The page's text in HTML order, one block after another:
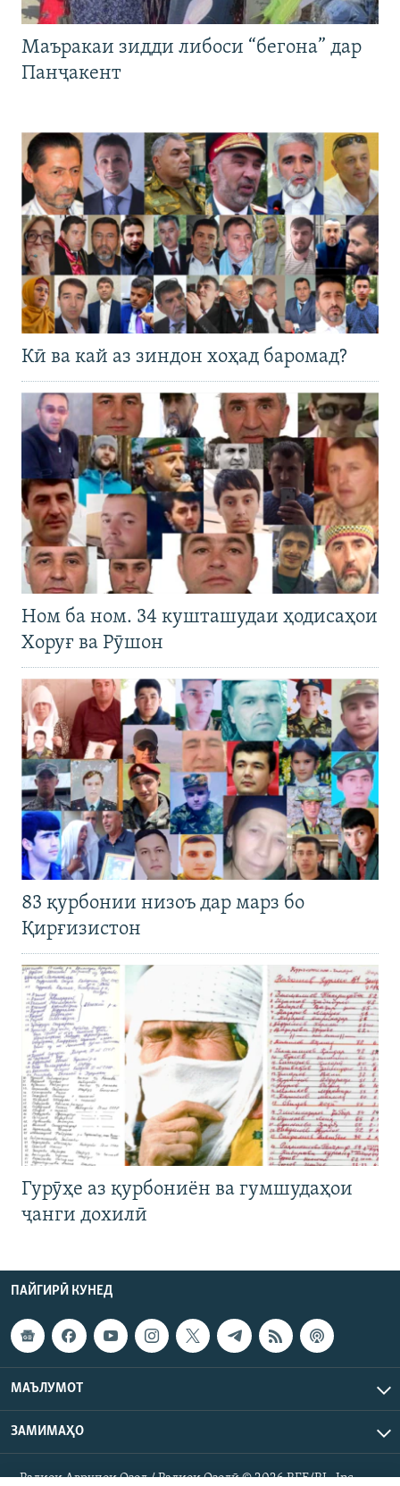
Маъракаи зидди либоси “бегона” дар
Панҷакент
Кӣ ва кай аз зиндон хоҳад баромад?
Ном ба ном. 34 кушташудаи ҳодисаҳои
Хоруғ ва Рӯшон
83 қурбонии низоъ дар марз бо
Қирғизистон
Гурӯҳе аз қурбониён ва гумшудаҳои
ҷанги дохилӣ
ПАЙГИРӢ КУНЕД
МАЪЛУМОТ
ЗАМИМАҲО
Радиои Аврупои Озод / Радиои Озодӣ © 2026 RFE/RL. Inc.